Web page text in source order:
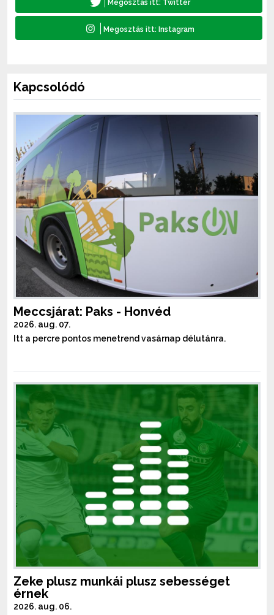
Kapcsolódó
Meccsjárat: Paks - Honvéd
2026. aug. 07.
Itt a percre pontos menetrend vasárnap délutánra.
Zeke plusz munkái plusz sebességet
érnek
2026. aug. 06.